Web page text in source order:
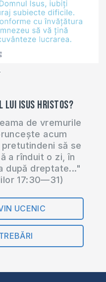
pricina. Dr. King
că
de…
lui Isus Hristos?
de vremurile
acum
să se
a rînduit o zi, în
după dreptate..."
17:30—31)
UCENIC